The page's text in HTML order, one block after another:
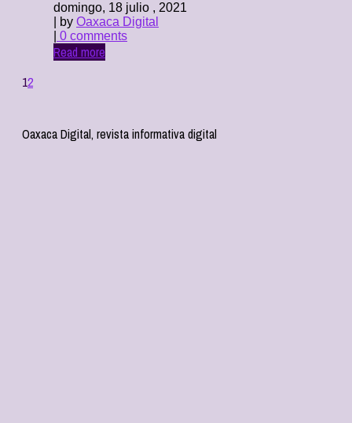
domingo, 18 julio , 2021
| by Oaxaca Digital
0 comments
Read more
12
Oaxaca Digital, revista informativa digital